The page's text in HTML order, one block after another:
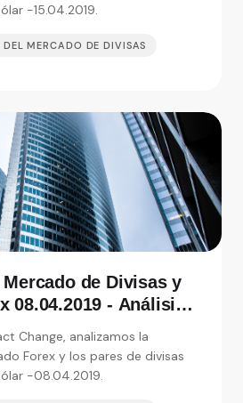
-15.04.2019.
MERCADO DE DIVISAS
de Divisas y
08.04.2019 - Análisis
Change, analizamos la
Forex y los pares de divisas
-08.04.2019.